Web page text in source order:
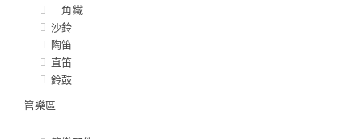
三角鐵
沙鈴
陶笛
直笛
鈴鼓
管樂區